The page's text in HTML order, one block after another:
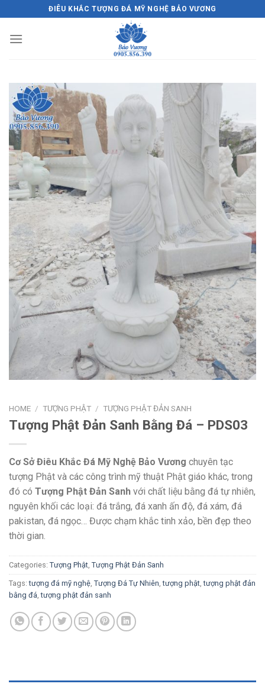
to
content
ĐIÊU KHẮC TƯỢNG ĐÁ MỸ NGHỆ BẢO VƯƠNG
HOME / TƯỢNG PHẬT / TƯỢNG PHẬT ĐẢN SANH
Tượng Phật Đản Sanh Bằng Đá – PDS03
Cơ Sở Điêu Khắc Đá Mỹ Nghệ Bảo Vương chuyên tạc
tượng Phật và các công trình mỹ thuật Phật giáo khác, trong
đó có Tượng Phật Đản Sanh với chất liệu bằng đá tự nhiên,
nguyên khối các loại: đá trắng, đá xanh ấn độ, đá xám, đá
pakistan, đá ngọc… Được chạm khắc tinh xảo, bền đẹp theo
thời gian.
Categories: Tượng Phật, Tượng Phật Đản Sanh
Tags:tượng đá mỹ nghệ, Tượng Đá Tự Nhiên,tượng phật,tượng phật đản
bằng đá,tượng phật đản sanh